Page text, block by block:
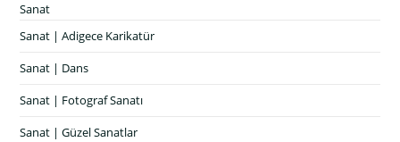
Sanat
Sanat | Adigece Karikatür
Sanat | Dans
Sanat | Fotograf Sanatı
Sanat | Güzel Sanatlar